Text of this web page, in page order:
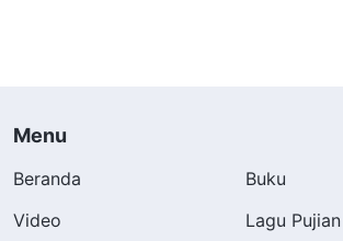
Menu
Beranda
Buku
Video
Lagu Pujian